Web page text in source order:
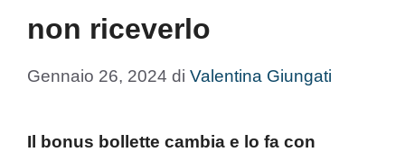
non riceverlo
Gennaio 26, 2024 di Valentina Giungati
Il bonus bollette cambia e lo fa con